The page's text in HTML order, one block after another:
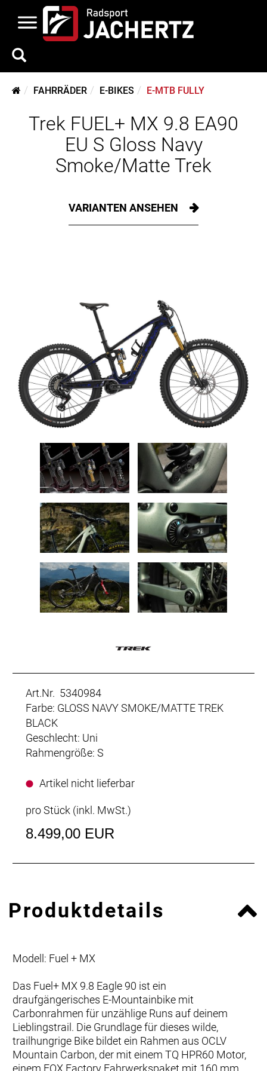
FAHRRÄDER E-BIKES E-MTB FULLY
Trek FUEL+ MX 9.8 EA90
EU S Gloss Navy
Smoke/Matte Trek
VARIANTEN ANSEHEN
Art.Nr. 5340984
Farbe: GLOSS NAVY SMOKE/MATTE TREK
BLACK
Geschlecht: Uni
Rahmengröße: S
Artikel nicht lieferbar
pro Stück (inkl. MwSt.)
8.499,00 EUR
Produktdetails
Modell: Fuel + MX
Das Fuel+ MX 9.8 Eagle 90 ist ein
draufgängerisches E-Mountainbike mit
Carbonrahmen für unzählige Runs auf deinem
Lieblingstrail. Die Grundlage für dieses wilde,
trailhungrige Bike bildet ein Rahmen aus OCLV
Mountain Carbon, der mit einem TQ HPR60 Motor,
einem FOX Factory Fahrwerkspaket mit 160 mm